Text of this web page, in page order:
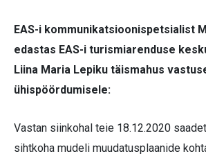
EAS-i kommunikatsioonispetsialist
edastas EAS-i turismiarenduse
Liina Maria Lepiku täismahus
ühispöördumisele:
Vastan siinkohal teie 18.12.2020
sihtkoha mudeli muudatusplaanide